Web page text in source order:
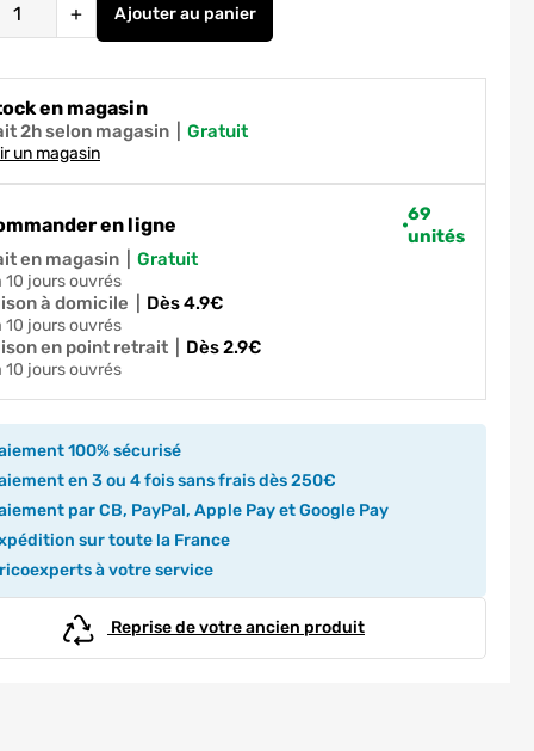
+ Ajouterau panier
en magasin
2h selon magasin gratuit
un magasin
en ligne
69
unités
en magasin
gratuit
10 jours ouvrés
à domicile dès 4.9€
10 jours ouvrés
en point retrait dès 2.9€
10 jours ouvrés
100% sécurisé
en 3 ou 4 fois sans frais dès 250€
par CB, PayPal, Apple Pay et Google Pay
sur toute la France
à votre service
Reprise de votre ancien produit